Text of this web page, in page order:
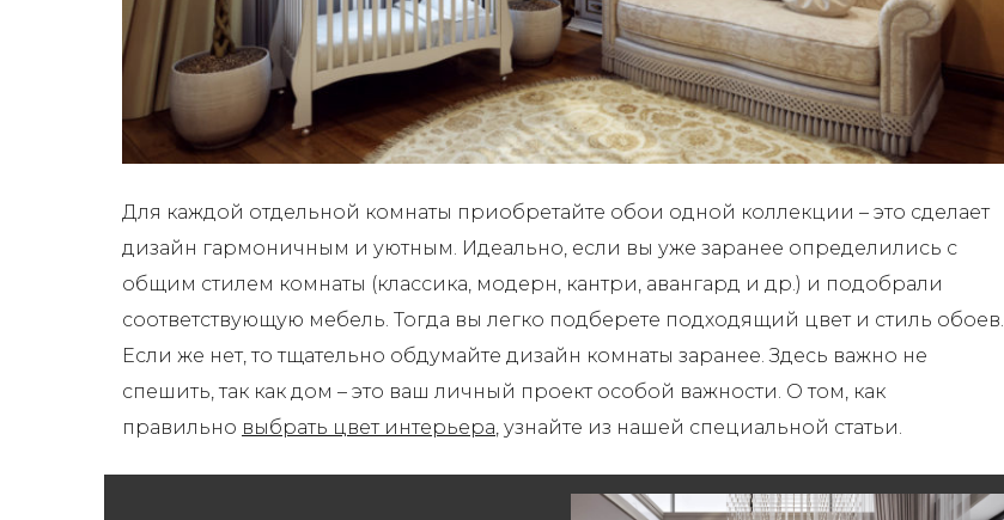
Для каждой отдельной комнаты приобретайте обои одной коллекции – это сделает
дизайн гармоничным и уютным. Идеально, если вы уже заранее определились с
общим стилем комнаты (классика, модерн, кантри, авангард и др.) и подобрали
соответствующую мебель. Тогда вы легко подберете подходящий цвет и стиль обоев.
Если же нет, то тщательно обдумайте дизайн комнаты заранее. Здесь важно не
спешить, так как дом – это ваш личный проект особой важности. О том, как
правильно выбрать цвет интерьера, узнайте из нашей специальной статьи.